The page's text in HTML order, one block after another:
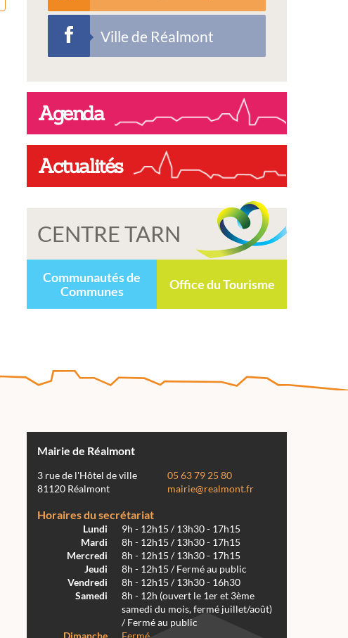
Ville de Réalmont
Agenda
Actualités
CENTRE TARN
Communautés de
Communes
Office du Tourisme
Mairie de Réalmont
3 rue de l'Hôtel de ville
81120 Réalmont
05 63 79 25 80
mairie@realmont.fr
Horaires du secrétariat
Lundi
9h - 12h15 / 13h30 - 17h15
Mardi
8h - 12h15 / 13h30 - 17h15
Mercredi
8h - 12h15 / 13h30 - 17h15
Jeudi
8h - 12h15 / Fermé au public
Vendredi
8h - 12h15 / 13h30 - 16h30
Samedi
8h - 12h (ouvert le 1er et 3ème
samedi du mois, fermé juillet/août)
/ Fermé au public
Dimanche
Fermé